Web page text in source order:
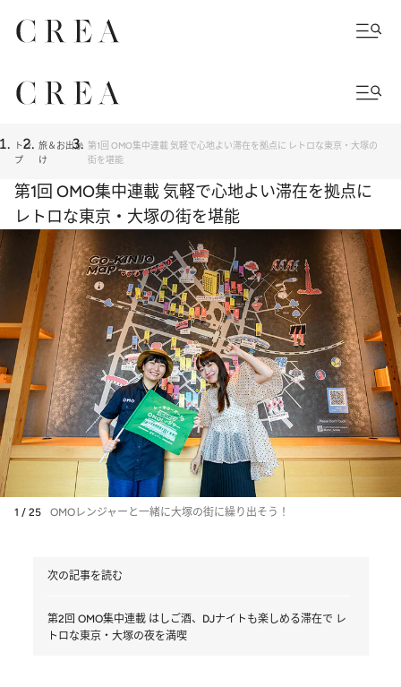
トッ
プ
旅＆お出か
け
第1回 OMO集中連載 気軽で心地よい滞在を拠点に レトロな東京・大塚の
街を堪能
第1回 OMO集中連載 気軽で心地よい滞在を拠点に
レトロな東京・大塚の街を堪能
1 / 25 OMOレンジャーと一緒に大塚の街に繰り出そう！
次の記事を読む
第2回 OMO集中連載 はしご酒、DJナイトも楽しめる滞在で レ
トロな東京・大塚の夜を満喫